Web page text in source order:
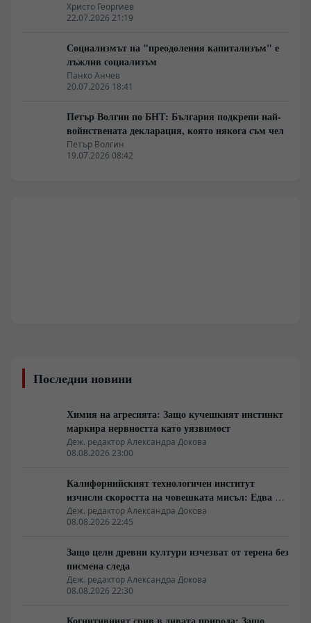
Христо Георгиев
22.07.2026 21:19
Социализмът на "преодоления капитализъм" е
лъжлив социализъм
Панко Анчев
20.07.2026 18:41
Петър Волгин по БНТ: България подкрепи най-
войнствената декларация, която някога съм чел
Петър Волгин
19.07.2026 08:42
Последни новини
Химия на агресията: Защо кучешкият инстинкт
маркира нервността като уязвимост
Деж. редактор Александра Докова
08.08.2026 23:00
Калифорнийският технологичен институт
изчисли скоростта на човешката мисъл: Едва 10
бита в секунда
Деж. редактор Александра Докова
08.08.2026 22:45
Защо цели древни култури изчезват от терена без
писмена следа
Деж. редактор Александра Докова
08.08.2026 22:30